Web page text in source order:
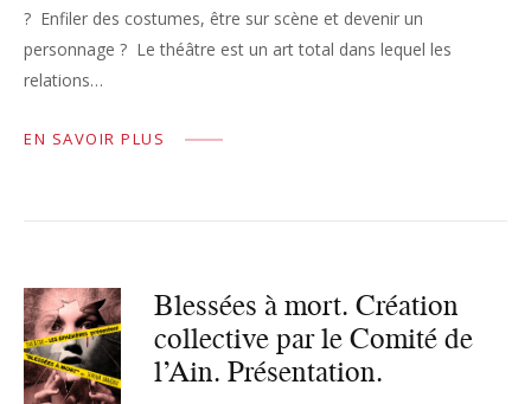
? Enfiler des costumes, être sur scène et devenir un
personnage ? Le théâtre est un art total dans lequel les
relations…
EN SAVOIR PLUS
Blessées à mort. Création
collective par le Comité de
l’Ain. Présentation.